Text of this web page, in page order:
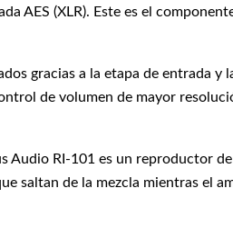
AES (XLR). Este es el
gracias a la etapa de entrada y
de volumen de mayor
Audio RI-101 es un reproductor
saltan de la mezcla mientras el